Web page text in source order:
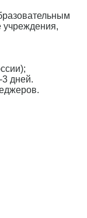
учреждения,
3 дней.